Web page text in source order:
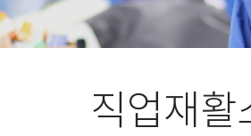
직업재활